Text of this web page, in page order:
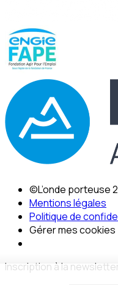
©L’onde porteuse
Mentions légales
Politique de
Gérer mes cookies
Inscription à la